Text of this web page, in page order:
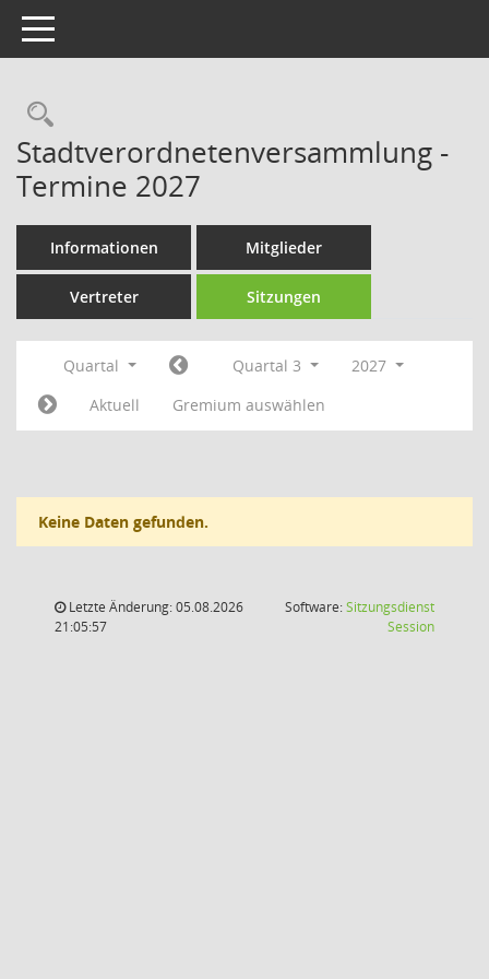
Toggle navigation
Rechercheauswahl
Stadtverordnetenversammlung -
Termine 2027
Informationen Mitglieder
Vertreter Sitzungen
Quartal Quartal 3
2027
Aktuell
Gremium auswählen
Keine Daten gefunden.
Letzte Änderung: 05.08.2026
21:05:57
Software:Sitzungsdienst
Session(Wird in